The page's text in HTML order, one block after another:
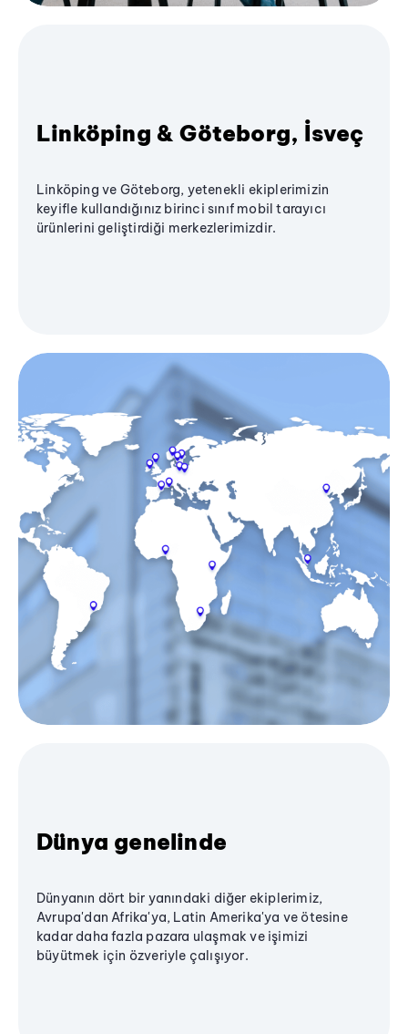
Linköping & Göteborg, İsveç
Linköping ve Göteborg, yetenekli ekiplerimizin
keyifle kullandığınız birinci sınıf mobil tarayıcı
ürünlerini geliştirdiği merkezlerimizdir.
Dünya genelinde
Dünyanın dört bir yanındaki diğer ekiplerimiz,
Avrupa'dan Afrika'ya, Latin Amerika'ya ve ötesine
kadar daha fazla pazara ulaşmak ve işimizi
büyütmek için özveriyle çalışıyor.